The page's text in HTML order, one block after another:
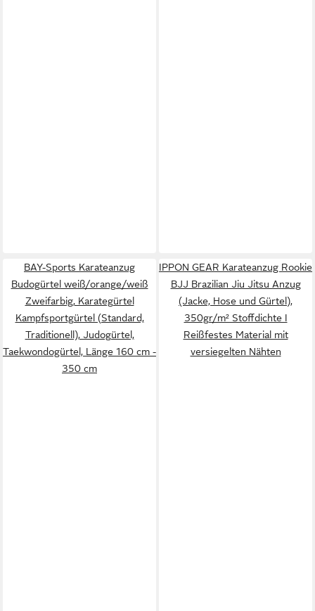
BAY-Sports Karateanzug
Budogürtel weiß/orange/weiß
Zweifarbig, Karategürtel
Kampfsportgürtel (Standard,
Traditionell), Judogürtel,
Taekwondogürtel, Länge 160 cm -
350 cm
IPPON GEAR Karateanzug Rookie
BJJ Brazilian Jiu Jitsu Anzug
(Jacke, Hose und Gürtel),
350gr/m² Stoffdichte I
Reißfestes Material mit
versiegelten Nähten